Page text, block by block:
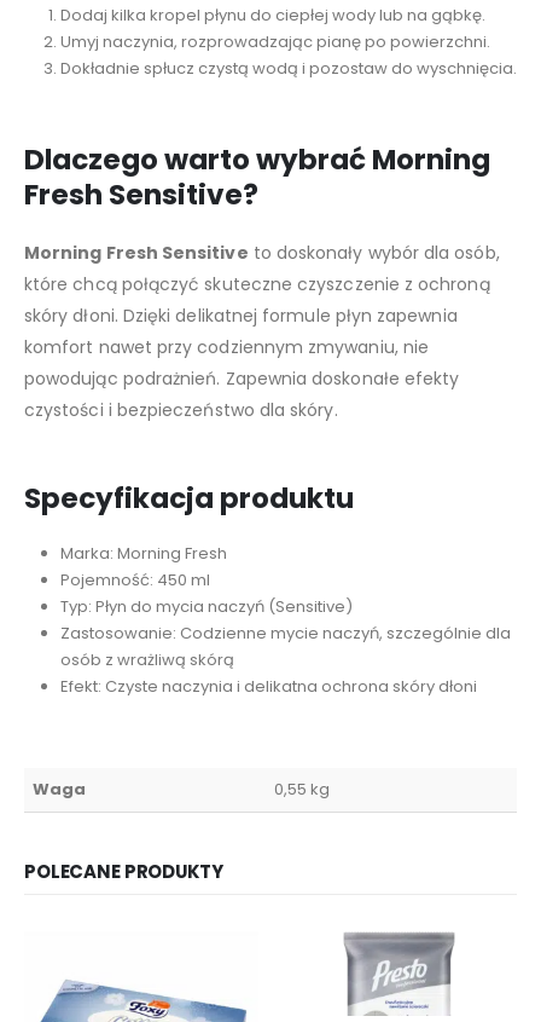
Dodaj kilka kropel płynu do ciepłej wody lub na gąbkę.
Umyj naczynia, rozprowadzając pianę po powierzchni.
Dokładnie spłucz czystą wodą i pozostaw do wyschnięcia.
Dlaczego warto wybrać Morning
Fresh Sensitive?
Morning Fresh Sensitive to doskonały wybór dla osób,
które chcą połączyć skuteczne czyszczenie z ochroną
skóry dłoni. Dzięki delikatnej formule płyn zapewnia
komfort nawet przy codziennym zmywaniu, nie
powodując podrażnień. Zapewnia doskonałe efekty
czystości i bezpieczeństwo dla skóry.
Specyfikacja produktu
Marka: Morning Fresh
Pojemność: 450 ml
Typ: Płyn do mycia naczyń (Sensitive)
Zastosowanie: Codzienne mycie naczyń, szczególnie dla
osób z wrażliwą skórą
Efekt: Czyste naczynia i delikatna ochrona skóry dłoni
Waga 0,55 kg
POLECANE PRODUKTY